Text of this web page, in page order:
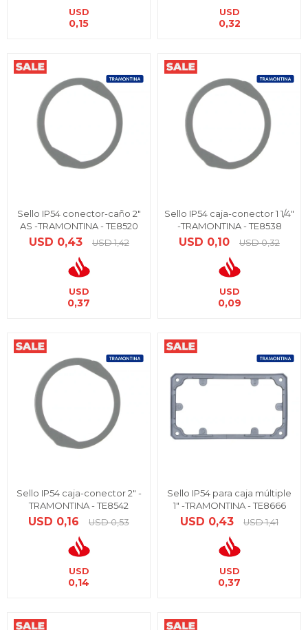
USD
0,15
USD
0,32
Sello IP54 conector-caño 2"
AS -TRAMONTINA - TE8520
USD 0,43 USD 1,42
USD
0,37
Sello IP54 caja-conector 1 1/4"
-TRAMONTINA - TE8538
USD 0,10 USD 0,32
USD
0,09
Sello IP54 caja-conector 2" -
TRAMONTINA - TE8542
USD 0,16 USD 0,53
USD
0,14
Sello IP54 para caja múltiple
1" -TRAMONTINA - TE8666
USD 0,43 USD 1,41
USD
0,37